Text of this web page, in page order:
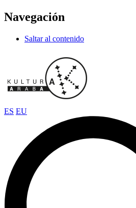
Navegación
Saltar al contenido
ES EU